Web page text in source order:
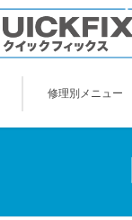
修理別メニュー